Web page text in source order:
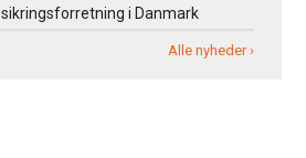
sikringsforretning i Danmark
Alle nyheder ›